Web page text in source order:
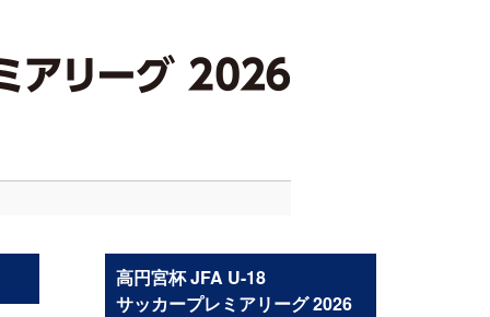
高円宮杯 JFA U-18
サッカープレミアリーグ 2026